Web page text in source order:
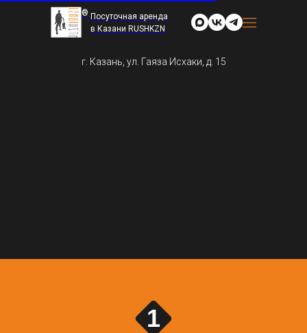
® Посуточная аренда
в Казани RUSHKZN
г. Казань, ул. Гаяза Исхаки, д. 15
1